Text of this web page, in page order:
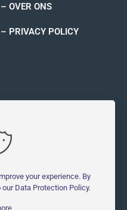
– OVER ONS
– PRIVACY POLICY
All Rights Reserved |
your experience. By
our Data Protection Policy.